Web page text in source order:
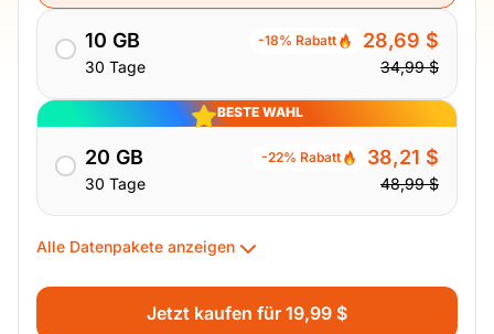
10 GB
30 Tage
-18% Rabatt 28,69 $
34,99 $
BESTE WAHL
20 GB
30 Tage
-22% Rabatt 38,21 $
48,99 $
Alle Datenpakete anzeigen
Jetzt kaufen für 19,99 $